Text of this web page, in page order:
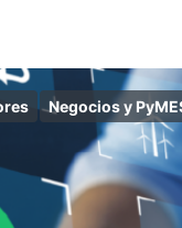
Negocios y